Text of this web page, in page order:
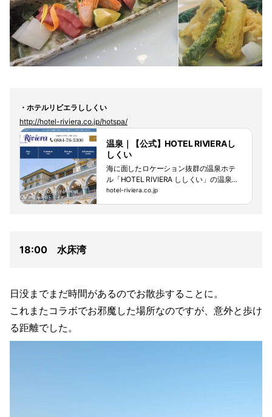
・ホテルリビエラししくい
http://hotel-riviera.co.jp/hotspa/
温泉｜【公式】HOTEL RIVIERAし
しくい
海に面したロケーション抜群の温泉ホテ
ル「HOTEL RIVIERA ししくい」の温泉ペ
ージ。とろとろ泉質の天然温泉はお肌が
hotel-riviera.co.jp
18:00 水床湾
日没までまだ時間があるのでお散歩することに。
これまたコラボでお邪魔した場所なのですが、意外と歩け
る距離でした。